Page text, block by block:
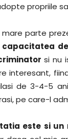
propriile
parte
si nu
interesant,
de 3-4-5
pe care-l
este si